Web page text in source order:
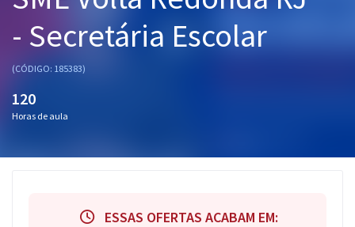
Graduação
Mentorias
- Secretária Escolar
(CÓDIGO: 185383)
120
Horas de aula
ESSAS OFERTAS ACABAM EM: